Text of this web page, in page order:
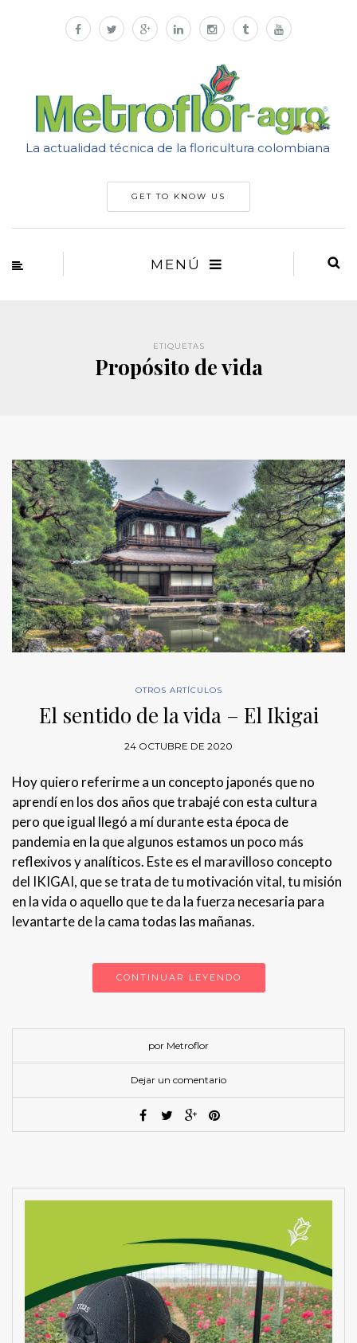
La actualidad técnica de la floricultura colombiana
GET TO KNOW US
MENÚ
ETIQUETAS
Propósito de vida
OTROS ARTÍCULOS
El sentido de la vida – El Ikigai
24 OCTUBRE DE 2020
Hoy quiero referirme a un concepto japonés que no
aprendí en los dos años que trabajé con esta cultura
pero que igual llegó a mí durante esta época de
pandemia en la que algunos estamos un poco más
reflexivos y analíticos. Este es el maravilloso concepto
del IKIGAI, que se trata de tu motivación vital, tu misión
en la vida o aquello que te da la fuerza necesaria para
levantarte de la cama todas las mañanas.
CONTINUAR LEYENDO
por Metroflor
Dejar un comentario